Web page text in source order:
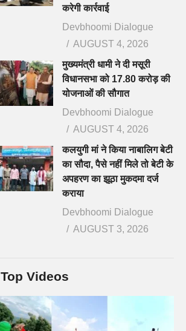
करेगी कार्रवाई
Devbhoomi Dialogue
AUGUST 4, 2026
मुख्यमंत्री धामी ने दी मसूरी
विधानसभा को 17.80 करोड़ की
योजनाओं की सौगात
Devbhoomi Dialogue
AUGUST 4, 2026
कलयुगी मां ने किया नाबालिग बेटी
का सौदा, पैसे नहीं मिले तो बेटी के
अपहरण का झूठा मुकदमा दर्ज
कराया
Devbhoomi Dialogue
AUGUST 3, 2026
Top Videos